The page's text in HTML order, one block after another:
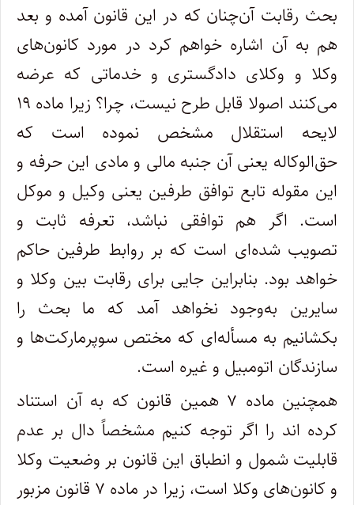
بحث رقابت آن‌چنان که در این قانون آمده و بعد
هم به آن اشاره خواهم کرد در مورد کانون‌های
وکلا و وکلای دادگستری و خدماتی که عرضه
می‌کنند اصولا قابل طرح نیست، چرا؟ زیرا ماده ۱۹
لایحه استقلال مشخص نموده است که
حق‌الوکاله یعنی آن جنبه مالی و مادی این حرفه و
این مقوله تابع توافق طرفین یعنی وکیل و موکل
است. اگر هم توافقی نباشد، تعرفه ثابت و
تصویب شده‌ای است که بر روابط طرفین حاکم
خواهد بود. بنابراین جایی برای رقابت بین وکلا و
سایرین به‌وجود نخواهد آمد که ما بحث را
بکشانیم به مسأله‌ای که مختص سوپرمارکت‌ها و
سازندگان اتومبیل و غیره است.
همچنین ماده ۷ همین قانون که به آن استناد
کرده اند را اگر توجه کنیم مشخصاً دال بر عدم
قابلیت شمول و انطباق این قانون بر وضعیت وکلا
و کانون‌های وکلا است، زیرا در ماده ۷ قانون مزبور